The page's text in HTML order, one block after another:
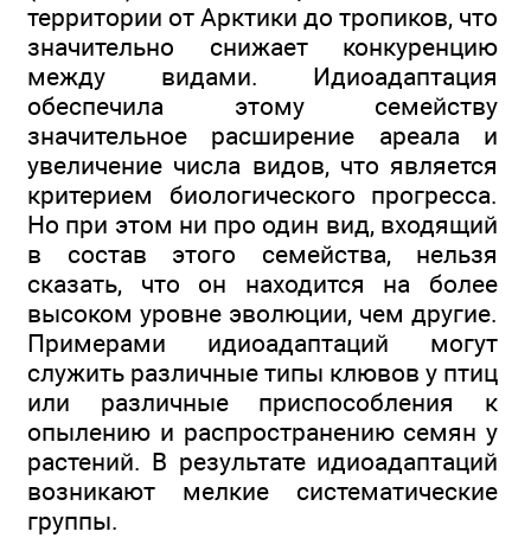
территории от Арктики до тропиков, что
значительно снижает конкуренцию
между видами. Идиоадаптация
обеспечила этому семейству
значительное расширение ареала и
увеличение числа видов, что является
критерием биологического прогресса.
Но при этом ни про один вид, входящий
в состав этого семейства, нельзя
сказать, что он находится на более
высоком уровне эволюции, чем другие.
Примерами идиоадаптаций могут
служить различные типы клювов у птиц
или различные приспособления к
опылению и распространению семян у
растений. В результате идиоадаптаций
возникают мелкие систематические
группы.